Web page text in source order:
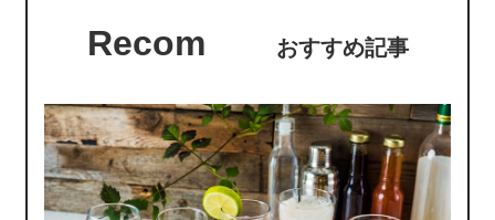
Recom おすすめ記事